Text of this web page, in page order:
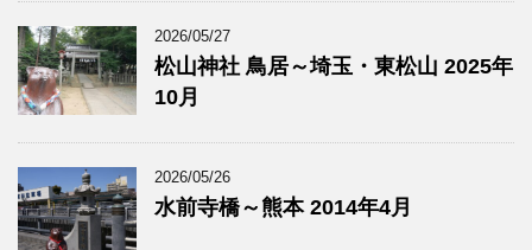
2026/05/27
松山神社 鳥居～埼玉・東松山 2025年
10月
2026/05/26
水前寺橋～熊本 2014年4月